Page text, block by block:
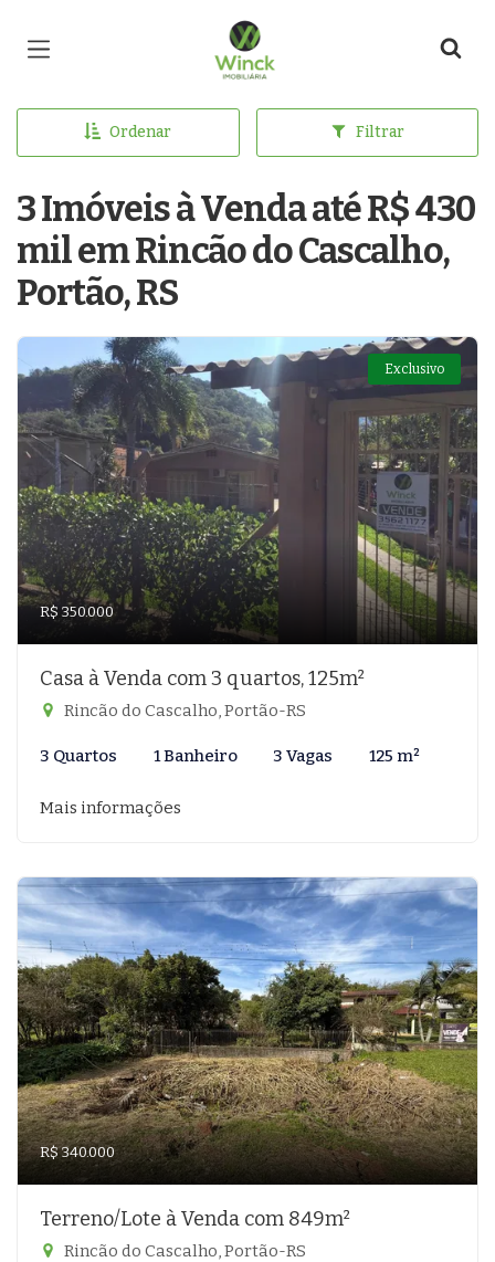
Página inicial
Ordenar Filtrar
3 Imóveis à Venda até R$ 430
mil em Rincão do Cascalho,
Portão, RS
Exclusivo
R$ 350.000
Casa à Venda com 3 quartos, 125m²
Rincão do Cascalho, Portão-RS
3 Quartos 1 Banheiro 3 Vagas 125 m²
Mais informações
R$ 340.000
Terreno/Lote à Venda com 849m²
Rincão do Cascalho, Portão-RS